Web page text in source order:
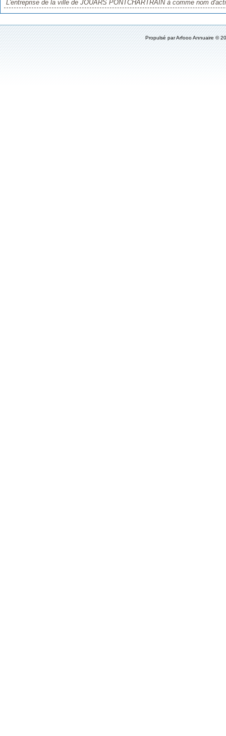
L'entreprise de la ville de JOUARS PONTCHARTRAIN à comme nom
Propulsé parArfooo Annuaire ©